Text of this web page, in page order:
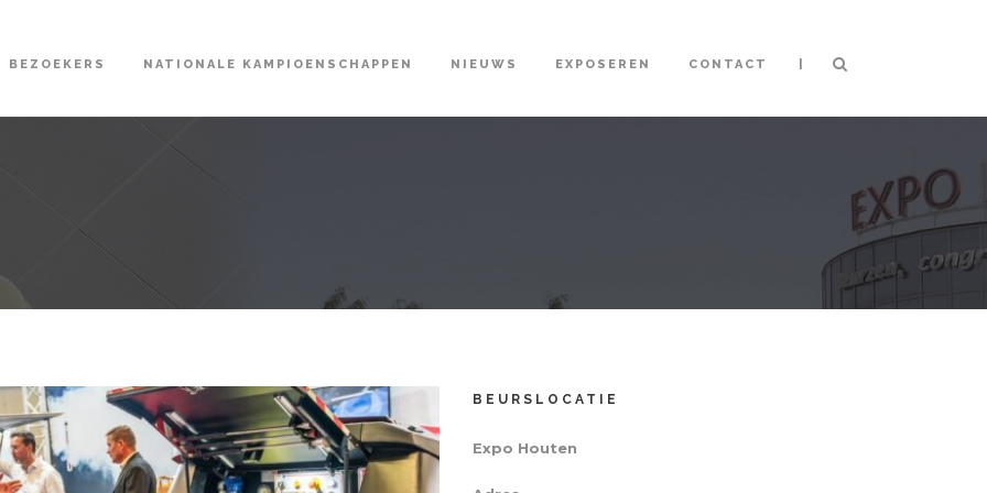
BEZOEKERS NATIONALE KAMPIOENSCHAPPEN NIEUWS EXPOSEREN CONTACT |
BEURSLOCATIE
Expo Houten